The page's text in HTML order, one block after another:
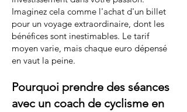
Imaginez cela comme l'achat d'un billet
pour un voyage extraordinaire, dont les
bénéfices sont inestimables. Le tarif
moyen varie, mais chaque euro dépensé
en vaut la peine.
Pourquoi prendre des séances
avec un coach de cyclisme en